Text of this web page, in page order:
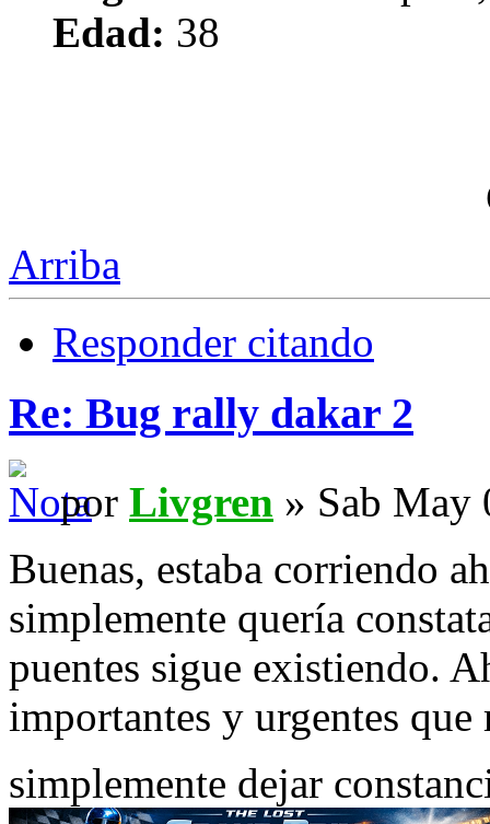
Edad: 38
Arriba
Responder citando
Re: Bug rally dakar 2
por Livgren » Sab May
Buenas, estaba corriendo
simplemente quería
puentes sigue existiendo.
importantes y urgentes
simplemente dejar